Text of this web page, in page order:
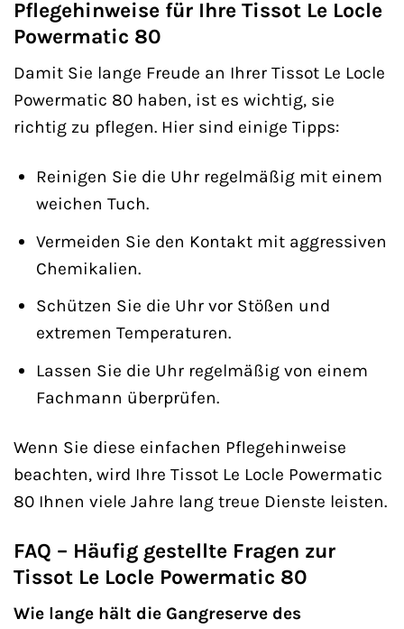
Pflegehinweise für Ihre Tissot Le Locle
Powermatic 80
Damit Sie lange Freude an Ihrer Tissot Le Locle
Powermatic 80 haben, ist es wichtig, sie
richtig zu pflegen. Hier sind einige Tipps:
Reinigen Sie die Uhr regelmäßig mit einem
weichen Tuch.
Vermeiden Sie den Kontakt mit aggressiven
Chemikalien.
Schützen Sie die Uhr vor Stößen und
extremen Temperaturen.
Lassen Sie die Uhr regelmäßig von einem
Fachmann überprüfen.
Wenn Sie diese einfachen Pflegehinweise
beachten, wird Ihre Tissot Le Locle Powermatic
80 Ihnen viele Jahre lang treue Dienste leisten.
FAQ – Häufig gestellte Fragen zur
Tissot Le Locle Powermatic 80
Wie lange hält die Gangreserve des